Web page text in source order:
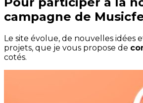
campagne de
Le site évolue, de nouvelles idées
projets, que je vous propose de
cotés.